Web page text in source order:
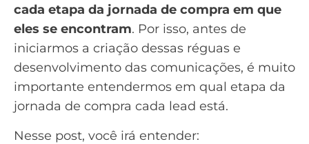
cada etapa da jornada de compra em que
eles se encontram. Por isso, antes de
iniciarmos a criação dessas réguas e
desenvolvimento das comunicações, é muito
importante entendermos em qual etapa da
jornada de compra cada lead está.
Nesse post, você irá entender: